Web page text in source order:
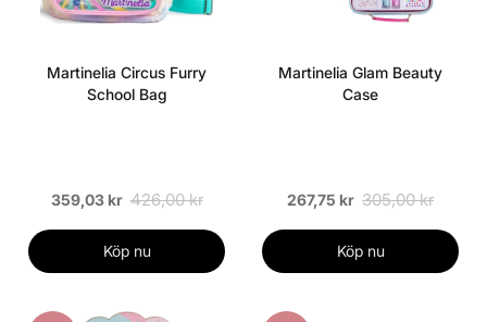
Martinelia Circus Furry
School Bag
359,03 kr 426,00 kr
Köp nu
Martinelia Glam Beauty
Case
267,75 kr 305,00 kr
Köp nu